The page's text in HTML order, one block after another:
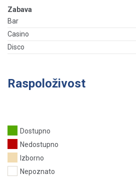
Zabava
Bar
Casino
Disco
Raspoloživost
Dostupno
Nedostupno
Izborno
Nepoznato